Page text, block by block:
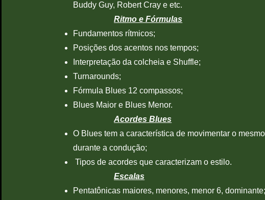
Buddy Guy, Robert Cray e etc.
Ritmo e Fórmulas
Fundamentos rítmicos;
Posições dos acentos nos tempos;
Interpretação da colcheia e Shuffle;
Turnarounds;
Fórmula Blues 12 compassos;
Blues Maior e Blues Menor.
Acordes Blues
O Blues tem a característica de movimentar o
durante a condução;
Tipos de acordes que caracterizam o estilo.
Escalas
Pentatônicas maiores, menores, menor 6, dominante;